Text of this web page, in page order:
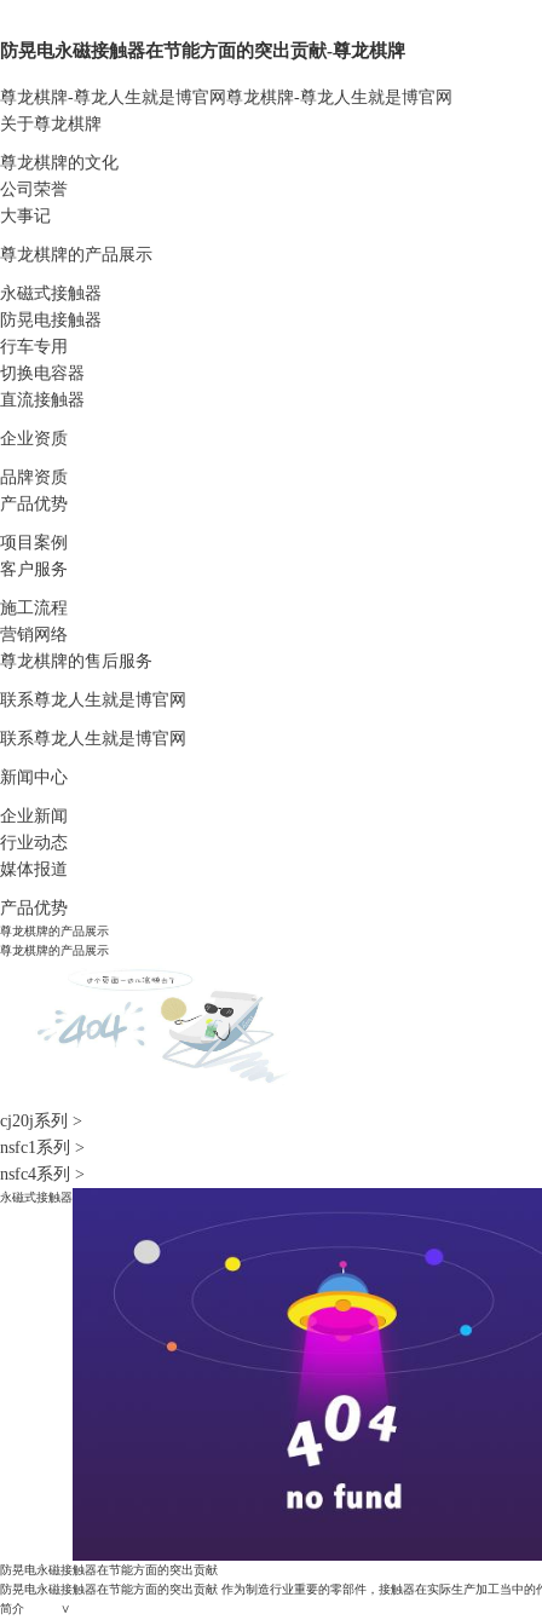
防晃电永磁接触器在节能方面的突出贡献-尊龙棋牌
尊龙棋牌-尊龙人生就是博官网 尊龙棋牌-尊龙人生就是博官网
关于尊龙棋牌
尊龙棋牌的文化
公司荣誉
大事记
尊龙棋牌的产品展示
永磁式接触器
防晃电接触器
行车专用
切换电容器
直流接触器
企业资质
品牌资质
产品优势
项目案例
客户服务
施工流程
营销网络
尊龙棋牌的售后服务
联系尊龙人生就是博官网
联系尊龙人生就是博官网
新闻中心
企业新闻
行业动态
媒体报道
产品优势
尊龙棋牌的产品展示
尊龙棋牌的产品展示
cj20j系列 >
nsfc1系列 >
nsfc4系列 >
永磁式接触器
防晃电永磁接触器在节能方面的突出贡献
防晃电永磁接触器在节能方面的突出贡献 作为制造行业重要的零部件，接触器在实际生产加工当中
简介 ∨